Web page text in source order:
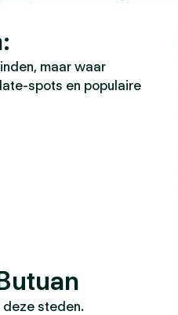
maar waar
spots en populaire
deze steden.